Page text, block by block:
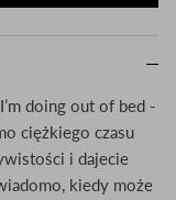
doing out of bed -
ciężkiego czasu
i dajecie
kiedy może